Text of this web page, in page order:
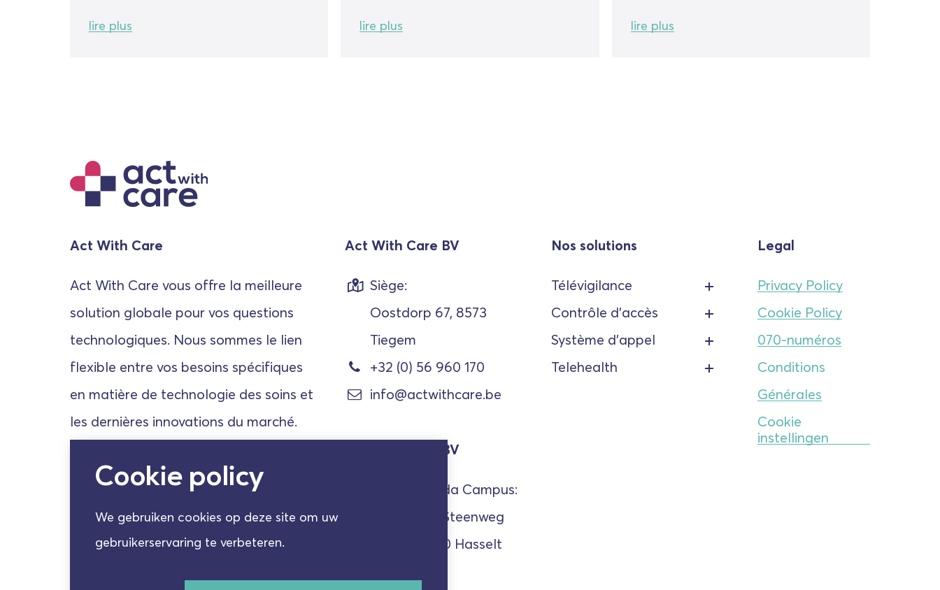
Cookie policy
We gebruiken cookies op deze site om uw
gebruikerservaring te verbeteren.
lire plus lire plus lire plus
Act With Care
Act With Care vous offre la meilleure
solution globale pour vos questions
technologiques. Nous sommes le lien
flexible entre vos besoins spécifiques
en matière de technologie des soins et
les dernières innovations du marché.
Act With Care BV
Siège:
Oostdorp 67, 8573
Tiegem
+32 (0) 56 960 170
info@actwithcare.be
Act With Care BV
Bureau Corda Campus:
Kempische Steenweg
303/16, 3500 Hasselt
Nos solutions
Télévigilance
Contrôle d'accès
Système d'appel
Telehealth
Legal
Privacy Policy
Cookie Policy
070-numéros
Conditions
Générales
Cookie
instellingen